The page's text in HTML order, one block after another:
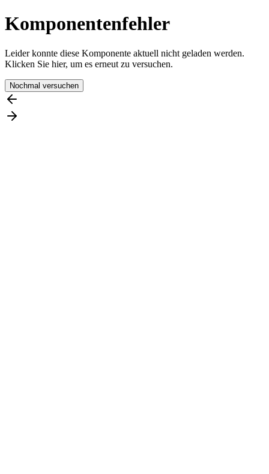
Komponentenfehler
Leider konnte diese Komponente aktuell nicht geladen werden.
Klicken Sie hier, um es erneut zu versuchen.
Nochmal versuchen